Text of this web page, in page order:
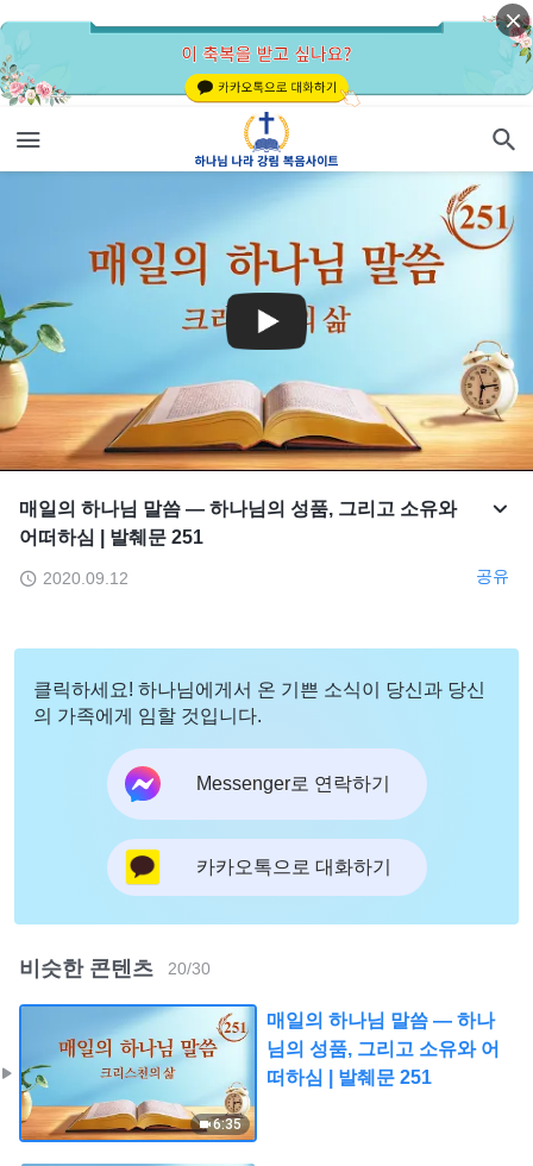
매일의 하나님 말씀 ― 하나님의 성품, 그리고 소유와
어떠하심 | 발췌문 251
2020.09.12 공유
클릭하세요! 하나님에게서 온 기쁜 소식이 당신과 당신
의 가족에게 임할 것입니다.
Messenger로 연락하기
카카오톡으로 대화하기
비슷한 콘텐츠 20/30
6:35
매일의 하나님 말씀 ― 하나
님의 성품, 그리고 소유와 어
떠하심 | 발췌문 251